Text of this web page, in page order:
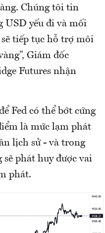
Chúng tôi tin
USD yếu đi và mối
tiếp tục hỗ trợ môi
Giám đốc
Futures nhận
Fed có thể bớt cứng
là mức lạm phát
lịch sử - và trong
phát huy được vai
phát.